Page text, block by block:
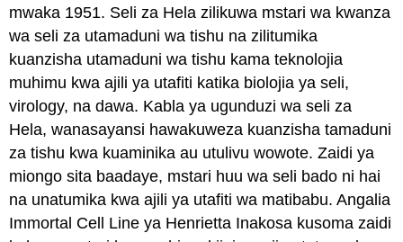
mwaka 1951. Seli za Hela zilikuwa mstari wa kwanza
wa seli za utamaduni wa tishu na zilitumika
kuanzisha utamaduni wa tishu kama teknolojia
muhimu kwa ajili ya utafiti katika biolojia ya seli,
virology, na dawa. Kabla ya ugunduzi wa seli za
Hela, wanasayansi hawakuweza kuanzisha tamaduni
za tishu kwa kuaminika au utulivu wowote. Zaidi ya
miongo sita baadaye, mstari huu wa seli bado ni hai
na unatumika kwa ajili ya utafiti wa matibabu. Angalia
Immortal Cell Line ya Henrietta Inakosa kusoma zaidi